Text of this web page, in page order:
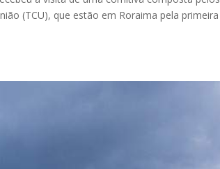
(TCU), que estão em Roraima pela primeira